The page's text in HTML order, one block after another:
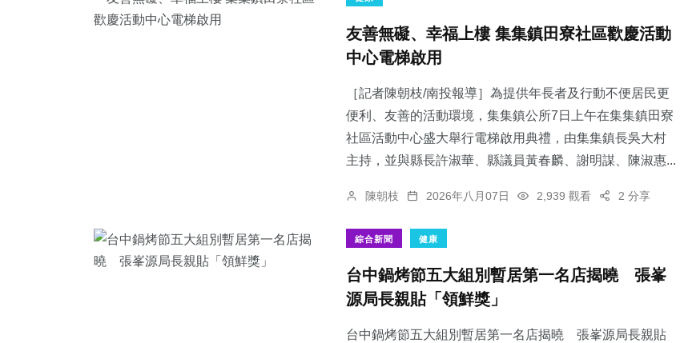
友善無礙、幸福上樓 集集鎮田寮社區歡慶活動
中心電梯啟用
［記者陳朝枝/南投報導］為提供年長者及行動不便居民更
便利、友善的活動環境，集集鎮公所7日上午在集集鎮田寮
社區活動中心盛大舉行電梯啟用典禮，由集集鎮長吳大村
主持，並與縣長許淑華、縣議員黃春麟、謝明謀、陳淑惠...
陳朝枝 2026年八月07日 2,939 觀看 2 分享
綜合新聞 健康
台中鍋烤節五大組別暫居第一名店揭曉 張峯
源局長親貼「領鮮獎」
台中鍋烤節五大組別暫居第一名店揭曉 張峯源局長親貼